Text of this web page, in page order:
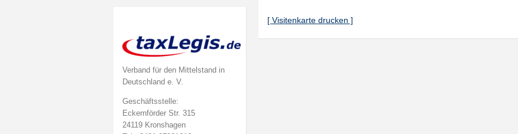
Verband für den Mittelstand in
Deutschland e. V.
Geschäftsstelle:
Eckernförder Str. 315
24119 Kronshagen
[ Visitenkarte drucken ]